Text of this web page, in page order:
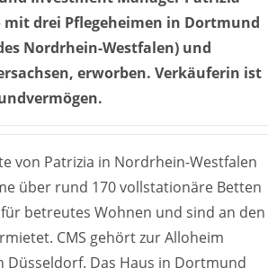
drei Pflegeheimen in Dortmund
Nordrhein-Westfalen) und
erworben. Verkäuferin ist
von Patrizia in Nordrhein-Westfalen
über rund 170 vollstationäre Betten
betreutes Wohnen und sind an den
CMS gehört zur Alloheim
Düsseldorf. Das Haus in Dortmund